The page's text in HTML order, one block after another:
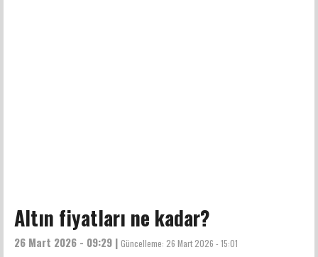
Altın fiyatları ne kadar?
26 Mart 2026 - 09:29 | Güncelleme: 26 Mart 2026 - 15:01